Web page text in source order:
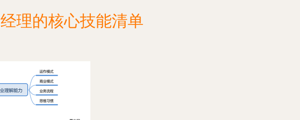
理的核心技能清单